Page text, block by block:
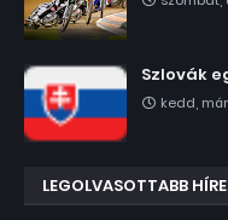
Szlovák
kedd,
LEGOLVASOTTABB